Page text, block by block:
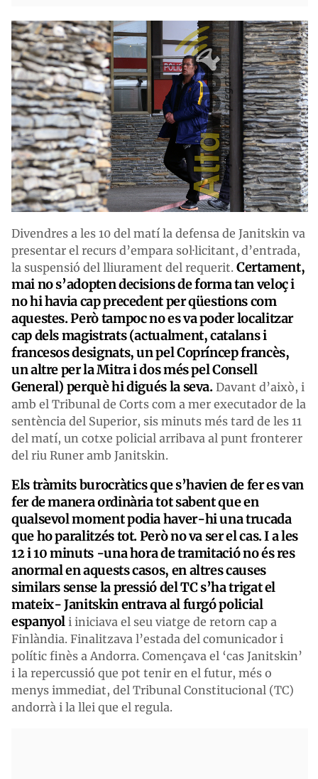
Divendres a les 10 del matí la defensa de Janitskin va
presentar el recurs d’empara sol·licitant, d’entrada,
la suspensió del lliurament del requerit. Certament,
mai no s’adopten decisions de forma tan veloç i
no hi havia cap precedent per qüestions com
aquestes. Però tampoc no es va poder localitzar
cap dels magistrats (actualment, catalans i
francesos designats, un pel Copríncep francès,
un altre per la Mitra i dos més pel Consell
General) perquè hi digués la seva.Davant d’això, i
amb el Tribunal de Corts com a mer executador de la
sentència del Superior, sis minuts més tard de les 11
del matí, un cotxe policial arribava al punt fronterer
del riu Runer amb Janitskin.
Els tràmits burocràtics que s’havien de fer es van
fer de manera ordinària tot sabent que en
qualsevol moment podia haver-hi una trucada
que ho paralitzés tot. Però no va ser el cas. I a les
12 i 10 minuts -una hora de tramitació no és res
anormal en aquests casos, en altres causes
similars sense la pressió del TC s’ha trigat el
mateix- Janitskin entrava al furgó policial
espanyol i iniciava el seu viatge de retorn cap a
Finlàndia. Finalitzava l’estada del comunicador i
polític finès a Andorra. Començava el ‘cas Janitskin’
i la repercussió que pot tenir en el futur, més o
menys immediat, del Tribunal Constitucional (TC)
andorrà i la llei que el regula.